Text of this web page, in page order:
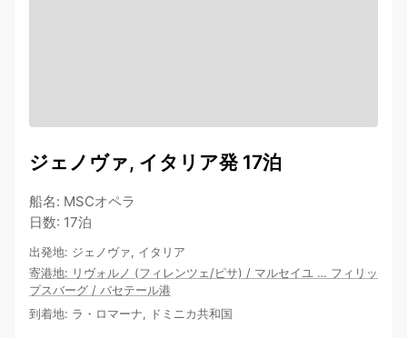
ジェノヴァ, イタリア発 17泊
船名: MSCオペラ
日数: 17泊
出発地: ジェノヴァ, イタリア
寄港地: リヴォルノ (フィレンツェ/ピサ) / マルセイユ … フィリッ
プスバーグ / バセテール港
到着地: ラ・ロマーナ, ドミニカ共和国